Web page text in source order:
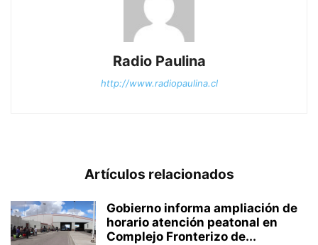
Radio Paulina
http://www.radiopaulina.cl
Artículos relacionados
Gobierno informa ampliación de
horario atención peatonal en
Complejo Fronterizo de...